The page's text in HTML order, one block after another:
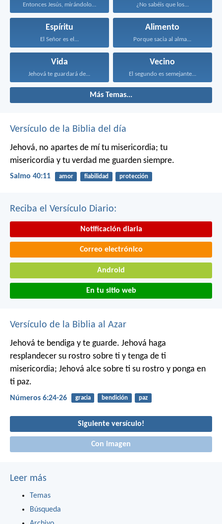
Entonces Jesús, mirándolos, dijo... ¿No sabéis que los...
Espíritu
El Señor es el...
Alimento
Porque sacia al alma...
Vida
Jehová te guardará de...
Vecino
El segundo es semejante...
Más Temas...
Versículo de la Biblia del día
Jehová, no apartes de mí tu misericordia; tu
misericordia y tu verdad me guarden siempre.
Salmo 40:11 amor fiabilidad protección
Reciba el Versículo Diario:
Notificación diaria
Correo electrónico
Android
En tu sitio web
Versículo de la Biblia al Azar
Jehová te bendiga y te guarde. Jehová haga
resplandecer su rostro sobre ti y tenga de ti
misericordia; Jehová alce sobre ti su rostro y ponga en
ti paz.
Números 6:24-26 gracia bendición paz
Siguiente versículo!
Con imagen
Leer más
Temas
Búsqueda